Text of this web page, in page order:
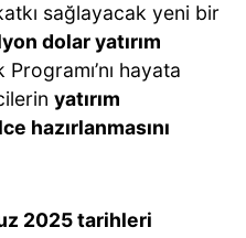
sağlayacak yeni bir
dolar yatırım
Programı’nı hayata
yatırım
hazırlanmasını
2025 tarihleri